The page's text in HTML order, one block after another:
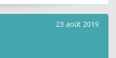
23 août 2019